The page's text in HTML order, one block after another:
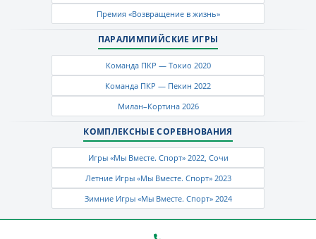
Премия «Возвращение в жизнь»
ПАРАЛИМПИЙСКИЕ ИГРЫ
Команда ПКР — Токио 2020
Команда ПКР — Пекин 2022
Милан–Кортина 2026
КОМПЛЕКСНЫЕ СОРЕВНОВАНИЯ
Игры «Мы Вместе. Спорт» 2022, Сочи
Летние Игры «Мы Вместе. Спорт» 2023
Зимние Игры «Мы Вместе. Спорт» 2024